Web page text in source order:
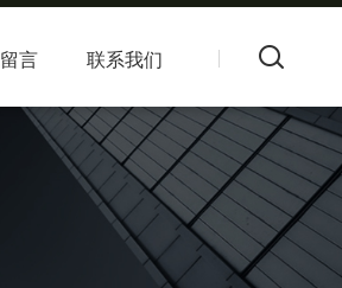
言 联系我们